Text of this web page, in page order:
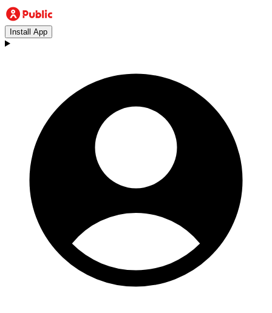
Install App